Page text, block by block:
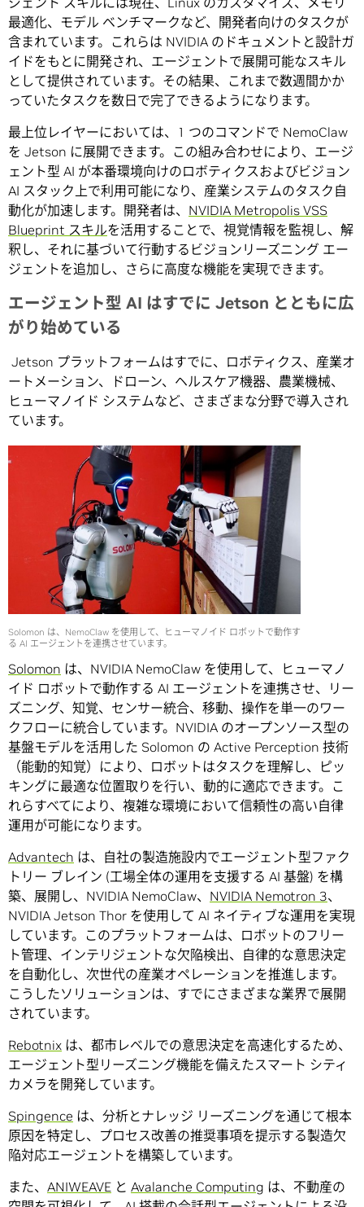
最適化、モデル ベンチマークなど、開発者向けのタスクが
含まれています。これらは NVIDIA のドキュメントと設計ガ
イドをもとに開発され、エージェントで展開可能なスキル
として提供されています。その結果、これまで数週間かか
っていたタスクを数日で完了できるようになります。
最上位レイヤーにおいては、1 つのコマンドで NemoClaw
を Jetson に展開できます。この組み合わせにより、エージ
ェント型 AI が本番環境向けのロボティクスおよびビジョン
AI スタック上で利用可能になり、産業システムのタスク自
動化が加速します。開発者は、 NVIDIA Metropolis VSS
Blueprint スキルを活用することで、視覚情報を監視し、解
釈し、それに基づいて行動するビジョンリーズニング エー
ジェントを追加し、さらに高度な機能を実現できます。
エージェント型 AI はすでに Jetson とともに広
がり始めている
Jetson プラットフォームはすでに、ロボティクス、産業オ
ートメーション、ドローン、ヘルスケア機器、農業機械、
ヒューマノイド システムなど、さまざまな分野で導入され
ています。
Solomon は、NemoClaw を使用して、ヒューマノイド ロボットで動作す
る AI エージェントを連携させています。
Solomon は、NVIDIA NemoClaw を使用して、ヒューマノ
イド ロボットで動作する AI エージェントを連携させ、リー
ズニング、知覚、センサー統合、移動、操作を単一のワー
クフローに統合しています。NVIDIA のオープンソース型の
基盤モデルを活用した Solomon の Active Perception 技術
（能動的知覚）により、ロボットはタスクを理解し、ピッ
キングに最適な位置取りを行い、動的に適応できます。こ
れらすべてにより、複雑な環境において信頼性の高い自律
運用が可能になります。
Advantech は、自社の製造施設内でエージェント型ファク
トリー ブレイン (工場全体の運用を支援する AI 基盤) を構
築、展開し、NVIDIA NemoClaw、 NVIDIA Nemotron 3、
NVIDIA Jetson Thor を使用して AI ネイティブな運用を実現
しています。このプラットフォームは、ロボットのフリー
ト管理、インテリジェントな欠陥検出、自律的な意思決定
を自動化し、次世代の産業オペレーションを推進します。
こうしたソリューションは、すでにさまざまな業界で展開
されています。
Rebotnix は、都市レベルでの意思決定を高速化するため、
エージェント型リーズニング機能を備えたスマート シティ
カメラを開発しています。
Spingence は、分析とナレッジ リーズニングを通じて根本
原因を特定し、プロセス改善の推奨事項を提示する製造欠
陥対応エージェントを構築しています。
また、 ANIWEAVE と Avalanche Computing は、不動産の